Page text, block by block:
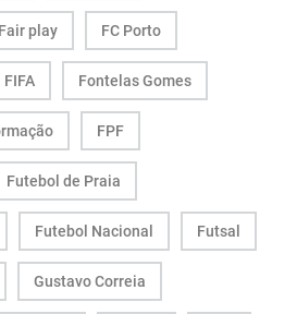
Fair play FC Porto
FIFA Fontelas Gomes
FPF
Futebol de Praia
Futebol Nacional Futsal
Gustavo Correia